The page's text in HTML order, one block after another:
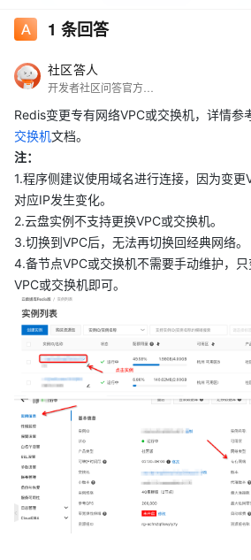
1 条回答
社区答人
Redis变更专有网络VPC或交换机，详情参
交换机文档。
注：
1.程序侧建议使用域名进行连接，因为变更
对应IP发生变化。
2.云盘实例不支持更换VPC或交换机。
3.切换到VPC后，无法再切换回经典网络。
4.备节点VPC或交换机不需要手动维护，
VPC或交换机即可。